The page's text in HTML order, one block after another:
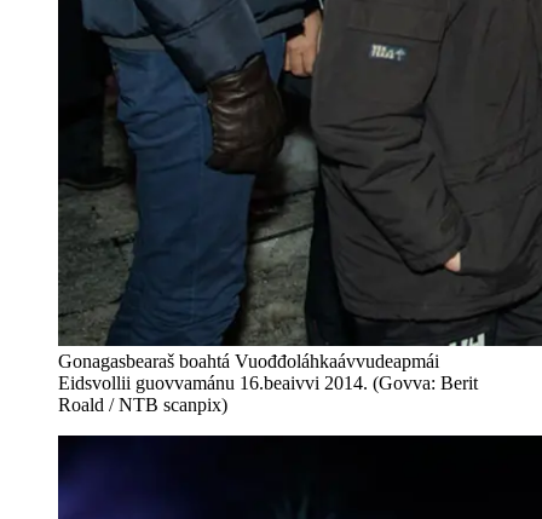
Gonagasbearaš boahtá Vuođđoláhkaávvudeapmái
Eidsvollii guovvamánu 16.beaivvi 2014. (Govva: Berit
Roald / NTB scanpix)